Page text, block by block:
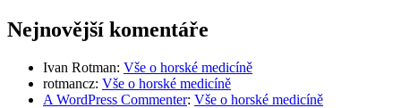
Nejnovější komentáře
Ivan Rotman: Vše o horské medicíně
rotmancz: Vše o horské medicíně
A WordPress Commenter: Vše o horské medicíně